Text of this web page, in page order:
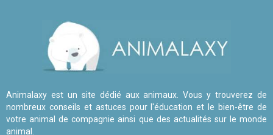
Animalaxy est un site dédié aux animaux. Vous y trouverez de
nombreux conseils et astuces pour l'éducation et le bien-être de
votre animal de compagnie ainsi que des actualités sur le monde
animal.